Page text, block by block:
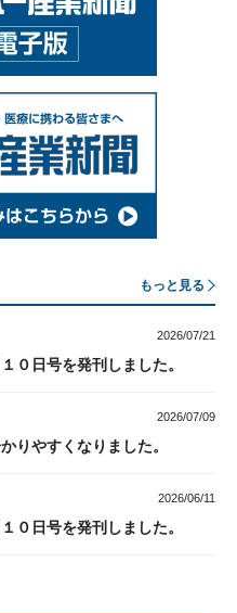
もっと見る
2026/07/21
０日号を発刊しました。
2026/07/09
りやすくなりました。
2026/06/11
０日号を発刊しました。